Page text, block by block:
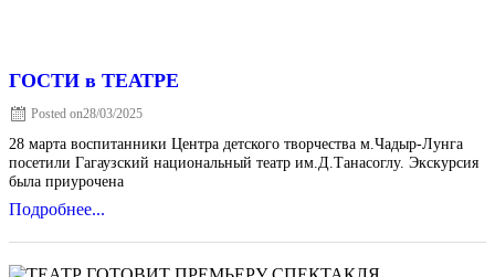
ГОСТИ в ТЕАТРЕ
Posted on28/03/2025
28 марта воспитанники Центра детского творчества м.Чадыр-Лунга
посетили Гагаузский национальный театр им.Д.Танасоглу. Экскурсия
была приурочена
Подробнее...